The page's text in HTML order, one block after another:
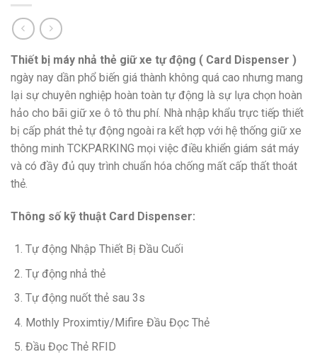
Thiết bị máy nhả thẻ giữ xe tự động ( Card Dispenser )
ngày nay dần phổ biến giá thành không quá cao nhưng mang
lại sự chuyên nghiệp hoàn toàn tự động là sự lựa chọn hoàn
hảo cho bãi giữ xe ô tô thu phí. Nhà nhập khẩu trực tiếp thiết
bị cấp phát thẻ tự động ngoài ra kết hợp với hệ thống giữ xe
thông minh TCKPARKING mọi việc điều khiển giám sát máy
và có đầy đủ quy trình chuẩn hóa chống mất cấp thất thoát
thẻ.
Thông số kỹ thuật Card Dispenser:
Tự động Nhập Thiết Bị Đầu Cuối
Tự động nhả thẻ
Tự động nuốt thẻ sau 3s
Mothly Proximtiy/Mifire Đầu Đọc Thẻ
Đầu Đọc Thẻ RFID